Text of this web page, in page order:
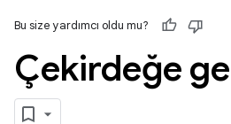
Bu size yardımcı oldu mu?
Çekirdeğe